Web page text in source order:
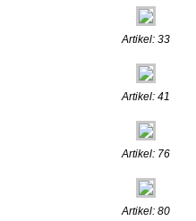
Artikel: 33
Artikel: 41
Artikel: 76
Artikel: 80